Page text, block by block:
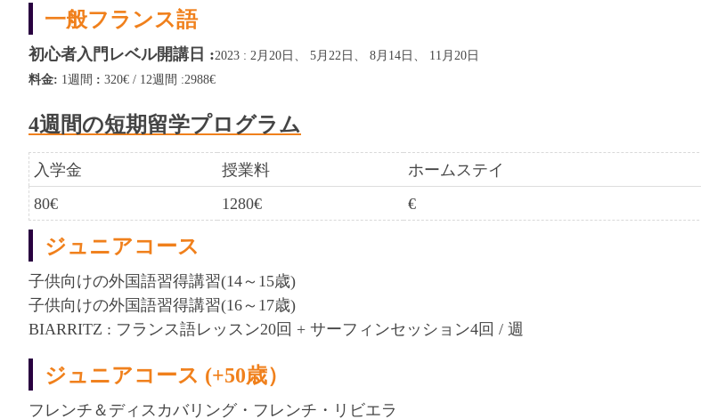
一般フランス語
初心者入門レベル開講日 :2023 : 2月20日、 5月22日、 8月14日、 11月20日
料金: 1週間 : 320€ / 12週間 :2988€
4週間の短期留学プログラム
入学金 授業料 ホームステイ
80€ 1280€ €
ジュニアコース
子供向けの外国語習得講習(14～15歳)
子供向けの外国語習得講習(16～17歳)
BIARRITZ : フランス語レッスン20回 + サーフィンセッション4回 / 週
ジュニアコース (+50歳）
フレンチ＆ディスカバリング・フレンチ・リビエラ